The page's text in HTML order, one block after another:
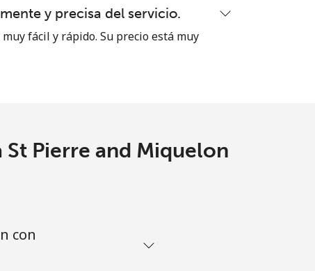
-
-
y precisa del servicio.
fácil y rápido. Su precio está muy
Pierre and Miquelon
con